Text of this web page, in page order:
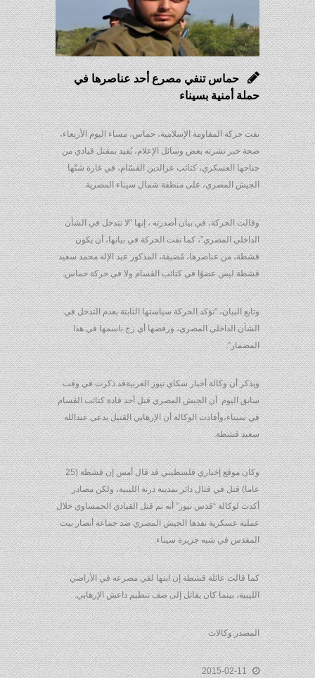
حماس تنفي مصرع أحد عناصرها في
حملة أمنية بسيناء
نفت حركة المقاومة الإسلامية، حماس، مساء اليوم الأربعاء،
صحة خبر نشرته بعض وسائل الإعلام، يُفيد بمقتل قيادي من
جناحها العسكري، كتائب عزالدين القسّام، في غارة شنّها
الجيش المصري، على منطقة شمال سيناء المصرية.
وقالت الحركة، في بيان أصدرته ، إنها “لا تتدخل في الشأن
الداخلي المصري”، كما نفت الحركة في بيانها، أن يكون
قشطة، من عناصرها، مُضيفة، المذكور عبد الإله محمد سعيد
قشطة ليس عضوًا في كتائب القسام ولا في حركة حماس.
وتابع البيان، “تؤكد الحركة سياستها الثابتة بعدم التدخل في
الشأن الداخلي المصري، ورفضها أي زج باسمها في هذا
المضمار”.
ويذكر أن وكالة أخبار سكاي نيوز العربيةقد ذكرت في وقت
سابق اليوم أن الجيش المصري قتل أحد قادة كتائب القسام
في سيناء،وأفادت الوكالة أن الإرهابي القتيل يدعى عبدالله
سعيد قشطة.
وكان موقع إخباري فلسطيني قد قال أمس إن قشطة (25
عاما) قتل في قتال دائر بمدينة درنة الليبية، ولكن مصادر
أكدت لوكالة “قدس نيوز” أنه تم قتل القيادي الحمساوي خلال
عملية عسكرية نفذها الجيش المصري ضد جماعة أنصار بيت
المقدس في شبه جزيرة سيناء.
كما قالت عائلة قشطة إن ابنها لقي مصرعه في الأراضي
الليبية، بينما كان يقاتل إلى صف تنظيم داعش الإرهابي.
المصدر:وكالات
2015-02-11